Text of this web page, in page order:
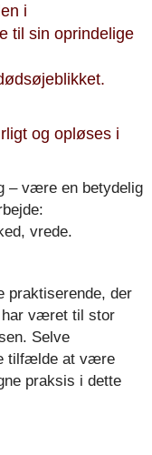
i
til sin oprindelige
og opløses i
– være en betydelig
vrede.
praktiserende, der
har været til stor
Selve
tilfælde at være
praksis i dette